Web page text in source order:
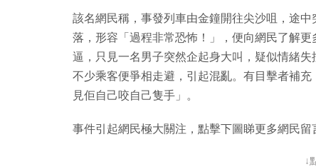
該名網民稱，事發列車由金鐘開往尖沙咀，途
落，形容「過程非常恐怖！」，便向網民了解
逼，只見一名男子突然企起身大叫，疑似情緒
不少乘客便爭相走避，引起混亂。有目擊者補
見佢自己咬自己隻手」。
事件引起網民極大關注，點擊下圖睇更多網民留
↓